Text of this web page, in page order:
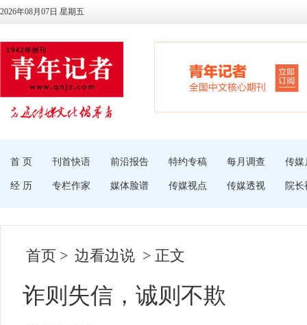
2026年08月07日 星期五
首 页 刊首快语 前沿报告 特约专稿 每月调查 传媒
经 历 专栏作家 媒体脸谱 传媒视点 传媒透视 院长
首页 > 边看边说 > 正文
诈则失信，诚则不欺